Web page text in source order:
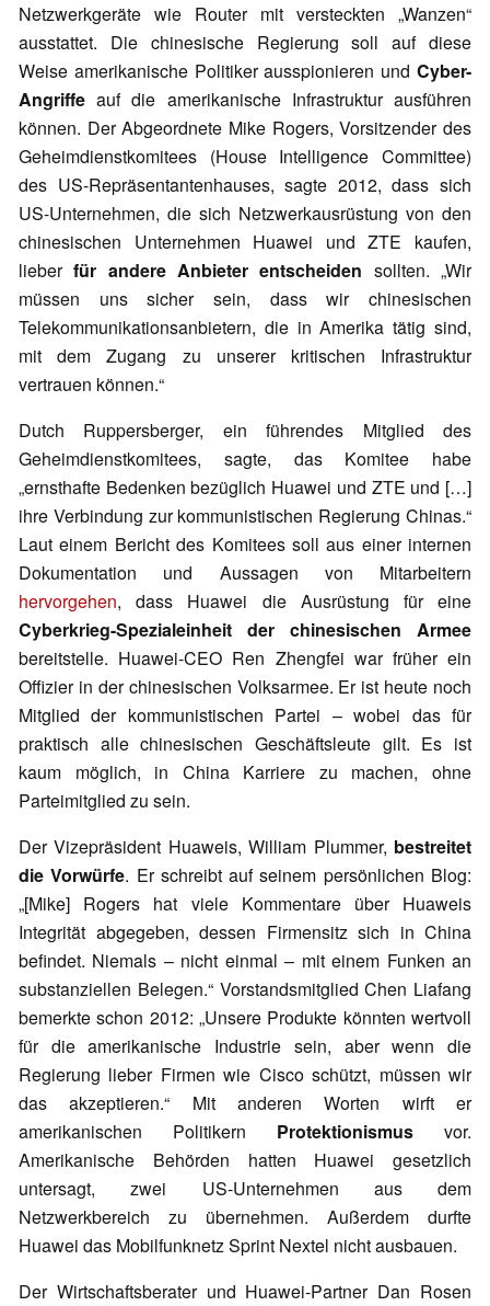
Netzwerkgeräte wie Router mit versteckten „Wanzen“
ausstattet. Die chinesische Regierung soll auf diese
Weise amerikanische Politiker ausspionieren und Cyber-
Angriffeauf die amerikanische Infrastruktur ausführen
können. Der Abgeordnete Mike Rogers, Vorsitzender des
Geheimdienstkomitees (House Intelligence Committee)
des US-Repräsentantenhauses, sagte 2012, dass sich
US-Unternehmen, die sich Netzwerkausrüstung von den
chinesischen Unternehmen Huawei und ZTE kaufen,
lieberfür andere Anbieter entscheiden sollten. „Wir
müssen uns sicher sein, dass wir chinesischen
Telekommunikationsanbietern, die in Amerika tätig sind,
mit dem Zugang zu unserer kritischen Infrastruktur
vertrauen können.“
Dutch Ruppersberger, ein führendes Mitglied des
Geheimdienstkomitees, sagte, das Komitee habe
„ernsthafte Bedenken bezüglich Huawei und ZTE und […]
ihre Verbindung zur kommunistischen Regierung Chinas.“
Laut einem Bericht des Komitees soll aus einer internen
Dokumentation und Aussagen von Mitarbeitern
hervorgehen, dass Huawei die Ausrüstung für eine
Cyberkrieg-Spezialeinheit der chinesischen Armee
bereitstelle. Huawei-CEO Ren Zhengfei war früher ein
Offizier in der chinesischen Volksarmee. Er ist heute noch
Mitglied der kommunistischen Partei – wobei das für
praktisch alle chinesischen Geschäftsleute gilt. Es ist
kaum möglich, in China Karriere zu machen, ohne
Parteimitglied zu sein.
Der Vizepräsident Huaweis, William Plummer, bestreitet
die Vorwürfe. Er schreibt auf seinem persönlichen Blog:
„[Mike] Rogers hat viele Kommentare über Huaweis
Integrität abgegeben, dessen Firmensitz sich in China
befindet. Niemals – nicht einmal – mit einem Funken an
substanziellen Belegen.“ Vorstandsmitglied Chen Liafang
bemerkte schon 2012: „Unsere Produkte könnten wertvoll
für die amerikanische Industrie sein, aber wenn die
Regierung lieber Firmen wie Cisco schützt, müssen wir
das akzeptieren.“ Mit anderen Worten wirft er
amerikanischen Politikern Protektionismus vor.
Amerikanische Behörden hatten Huawei gesetzlich
untersagt, zwei US-Unternehmen aus dem
Netzwerkbereich zu übernehmen. Außerdem durfte
Huawei das Mobilfunknetz Sprint Nextel nicht ausbauen.
Der Wirtschaftsberater und Huawei-Partner Dan Rosen